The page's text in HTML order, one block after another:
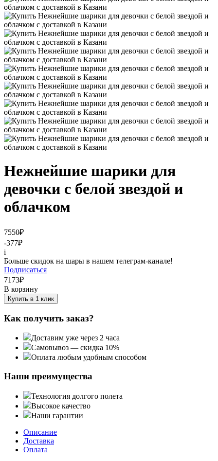
Нежнейшие шарики для
девочки с белой звездой и
облачком
7550₽
-377₽
i
Больше скидок на шары в нашем телеграм-канале!
Подписаться
7173₽
В корзину
Купить в 1 клик
Как получить заказ?
Доставим уже через 2 часа
Самовывоз — скидка 10%
Оплата любым удобным способом
Наши преимущества
Технология долгого полета
Высокое качество
Наши гарантии
Описание
Доставка
Оплата